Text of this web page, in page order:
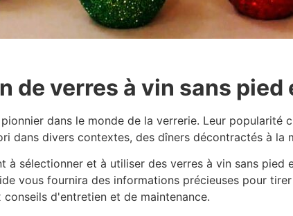
de verres à vin sans pied
dans le monde de la verrerie. Leur
divers contextes, des dîners décontractés à la
sélectionner et à utiliser des verres à vin sans pied
vous fournira des informations précieuses pour
d'entretien et de maintenance.